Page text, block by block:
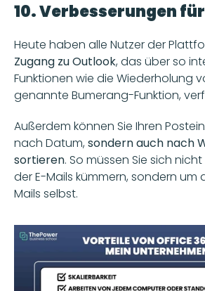
10. Verbesserungen
Heute haben alle Nutzer der
Zugang zu Outlook, das über so
Funktionen wie die Wiederholung
genannte Bumerang-Funktion,
Außerdem können Sie Ihren
nach Datum, sondern auch nach
sortieren. So müssen Sie sich
der E-Mails kümmern, sondern um
Mails selbst.